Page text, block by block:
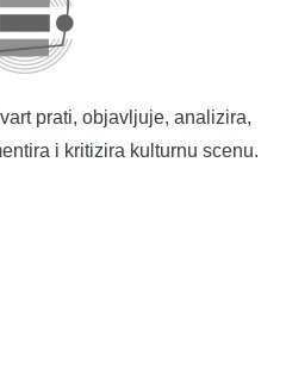
prati, objavljuje, analizira,
i kritizira kulturnu scenu.